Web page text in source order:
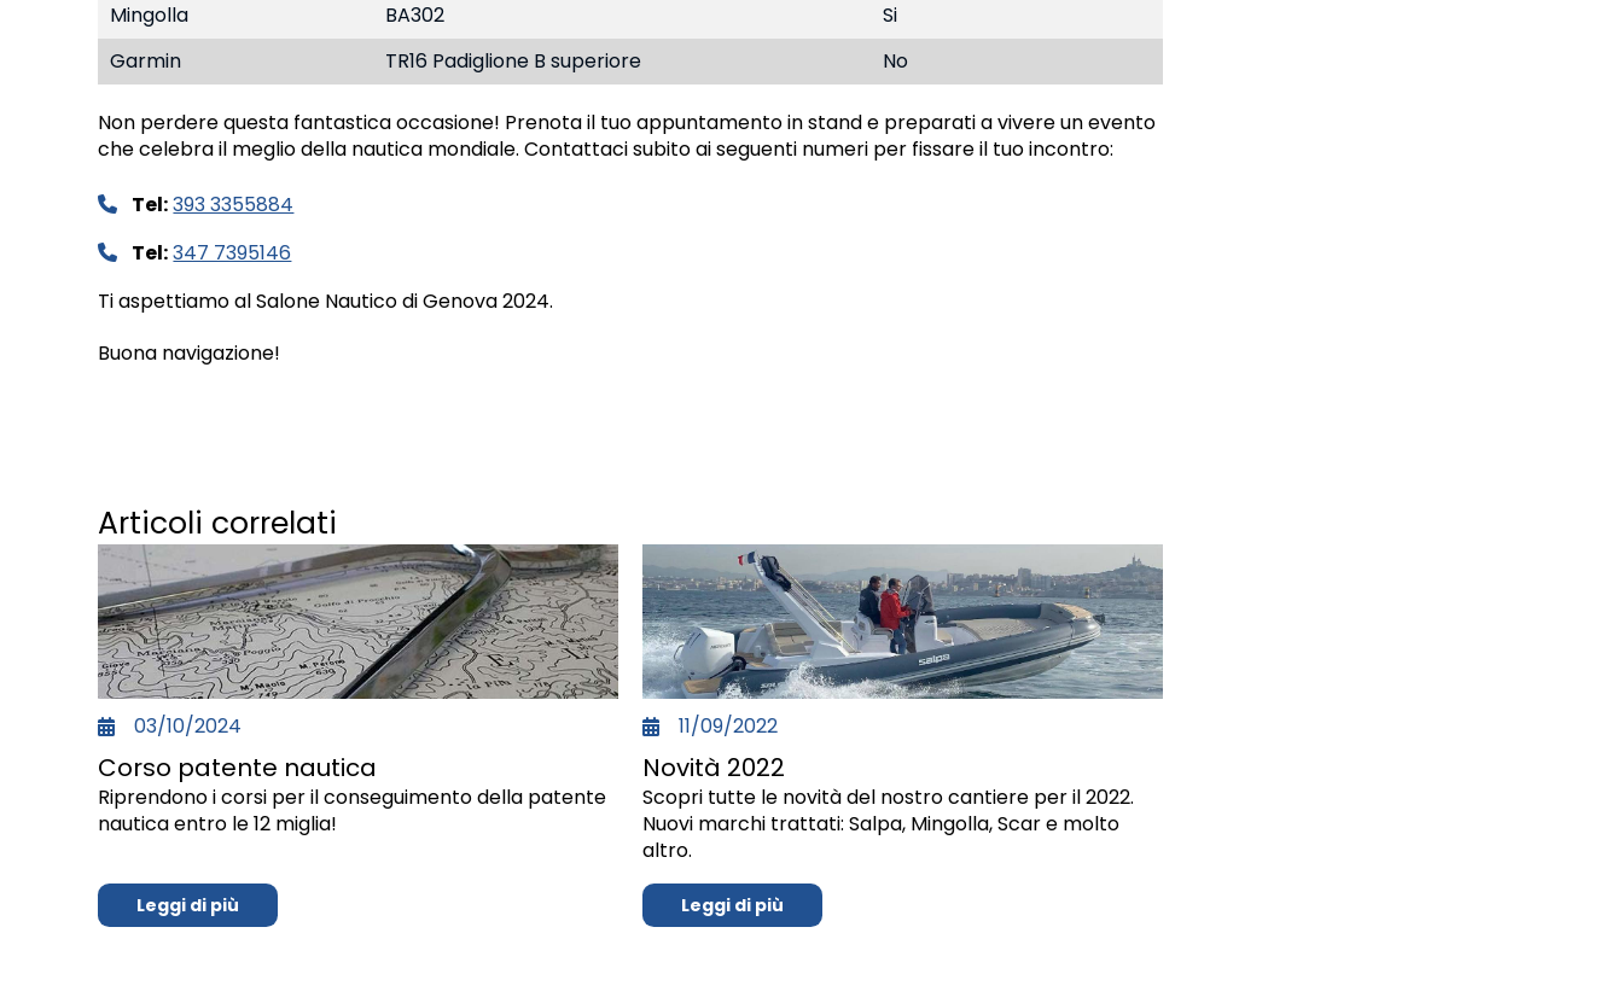
Mingolla
BA302
Si
Garmin
TR16 Padiglione B superiore No
Non perdere questa fantastica occasione! Prenota il tuo appuntamento in stand e preparati a vivere un evento
che celebra il meglio della nautica mondiale. Contattaci subito ai seguenti numeri per fissare il tuo incontro:
Tel:393 3355884
Tel:347 7395146
Ti aspettiamo al Salone Nautico di Genova 2024.
Buona navigazione!
Articoli correlati
03/10/2024
Corso patente nautica
Riprendono i corsi per il conseguimento della patente
nautica entro le 12 miglia!
Leggi di più
11/09/2022
Novità 2022
Scopri tutte le novità del nostro cantiere per il 2022.
Nuovi marchi trattati: Salpa, Mingolla, Scar e molto
altro.
Leggi di più